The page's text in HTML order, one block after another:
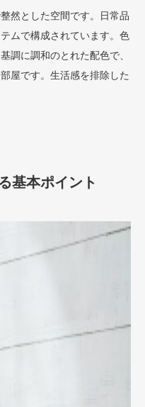
然とした空間です。日常品
ムで構成されています。色
調に調和のとれた配色で、
屋です。生活感を排除した
基本ポイント